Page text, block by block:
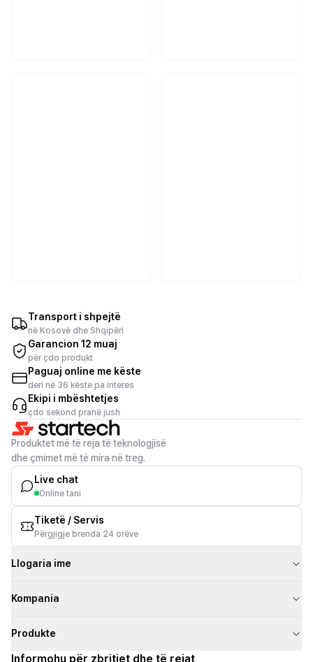
Transport i shpejtë
në Kosovë dhe Shqipëri
Garancion 12 muaj
për çdo produkt
Paguaj online me këste
deri në 36 këste pa interes
Ekipi i mbështetjes
çdo sekond pranë jush
Produktet më të reja të teknologjisë
dhe çmimet më të mira në treg.
Live chat
Online tani
Tiketë / Servis
Përgjigje brenda 24 orëve
Llogaria ime
Kompania
Produkte
Informohu për zbritjet dhe të rejat